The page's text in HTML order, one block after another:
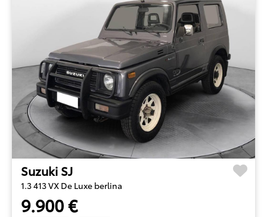
Suzuki SJ
1.3 413 VX De Luxe berlina
9.900 €